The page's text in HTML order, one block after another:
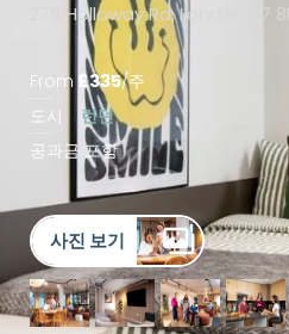
279 Holloway Rd, London N7
From £335/주
도시
런던
공과금 포함
사진 보기